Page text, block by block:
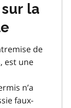
la
de
est une
n’a
faux-